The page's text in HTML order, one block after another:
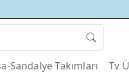
Sandalye Takımları Tv